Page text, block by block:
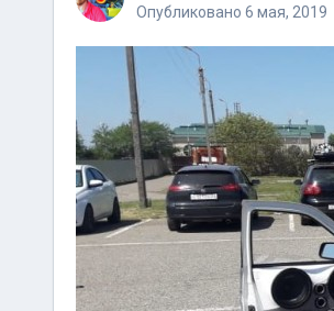
Опубликовано 6 мая, 2019